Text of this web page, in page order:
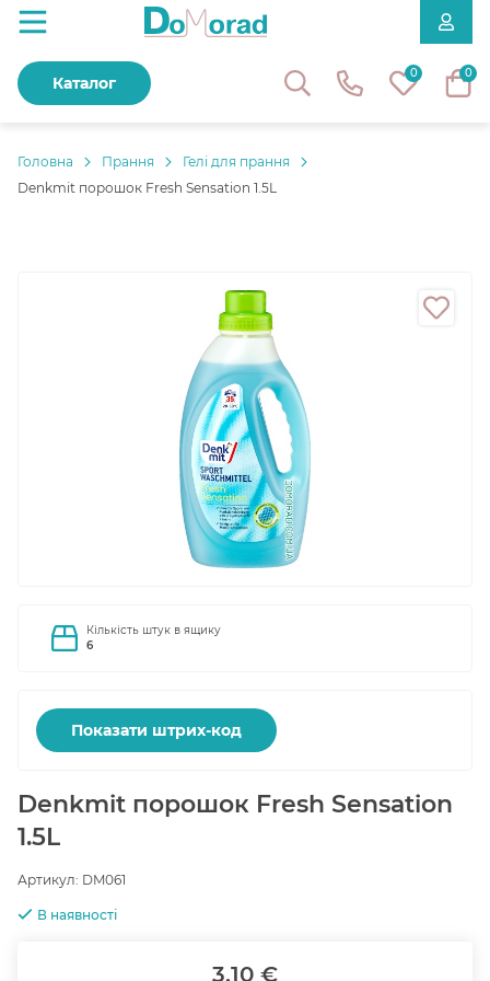
0 0
Каталог
Головнa Прання
Гелі для прання
Denkmit порошок Fresh Sensation 1.5L
Кількість штук в ящику
6
Показати штрих-код
Denkmit порошок Fresh Sensation
1.5L
Артикул: DM061
В наявності
3.10 €